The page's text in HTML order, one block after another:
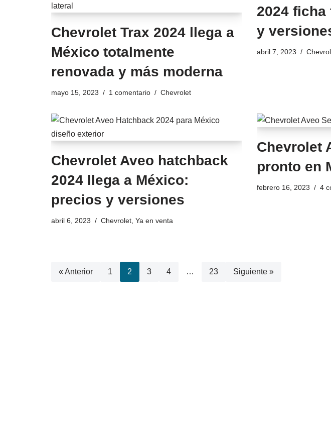
Chevrolet Trax 2024 llega a
México totalmente
renovada y más moderna
mayo 15, 2023 1 comentario Chevrolet
2024
y
abril 7, 2023
Chevrolet Aveo hatchback
2024 llega a México:
precios y versiones
abril 6, 2023 Chevrolet Ya en venta
Chevrolet
pronto en
febrero 16, 2023 4
« Anterior 1 2 3 4 … 23 Siguiente »